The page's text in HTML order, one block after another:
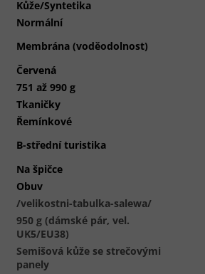
Kůže/Syntetika
Normální
Membrána (voděodolnost)
Červená
751 až 990 g
Tkaničky
Řemínkové
B-střední turistika
Na špičce
Obuv
/velikostni-tabulka-salewa/
950 g (dámské pár, vel.
UK5/EU38)
Semišová kůže se strečovými
panely